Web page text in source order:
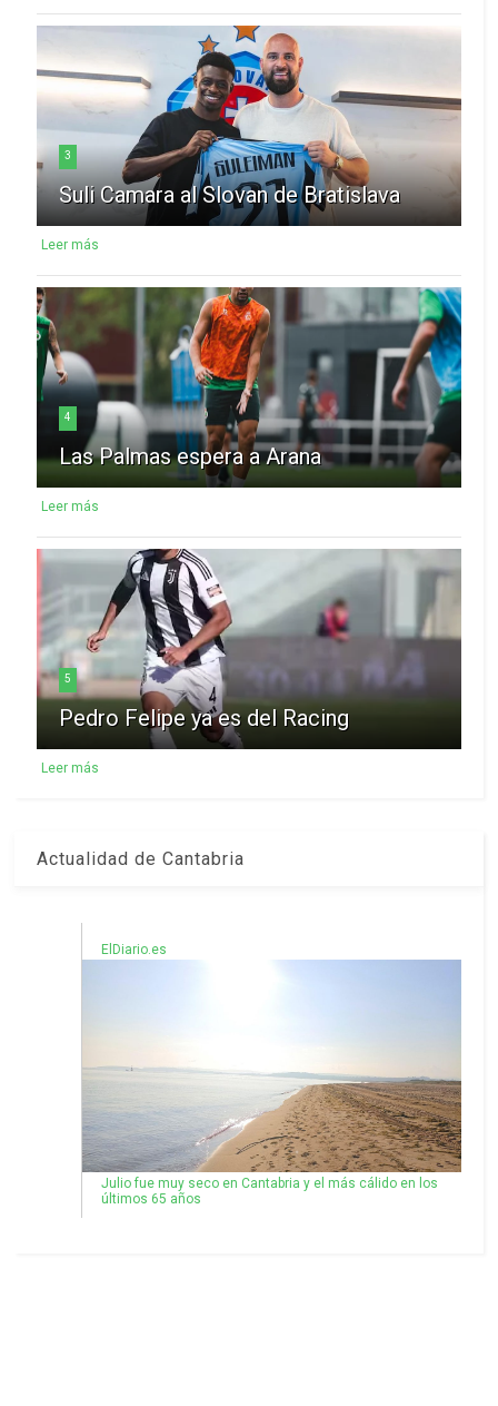
3
Suli Camara al Slovan de Bratislava
Leer más
4
Las Palmas espera a Arana
Leer más
5
Pedro Felipe ya es del Racing
Leer más
Actualidad de Cantabria
ElDiario.es
Julio fue muy seco en Cantabria y el más cálido en los
últimos 65 años